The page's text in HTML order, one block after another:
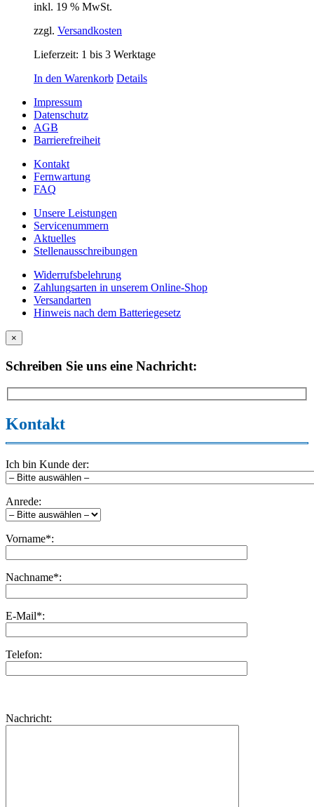
inkl. 19 % MwSt.
zzgl. Versandkosten
Lieferzeit: 1 bis 3 Werktage
In den Warenkorb Details
Impressum
Datenschutz
AGB
Barrierefreiheit
Kontakt
Fernwartung
FAQ
Unsere Leistungen
Servicenummern
Aktuelles
Stellenausschreibungen
Widerrufsbelehrung
Zahlungsarten in unserem Online-Shop
Versandarten
Hinweis nach dem Batteriegesetz
×
Schreiben Sie uns eine Nachricht:
Kontakt
Ich bin Kunde der:
Anrede:
Vorname*:
Nachname*:
E-Mail*:
Telefon:
dieses
lasse
Nachricht: